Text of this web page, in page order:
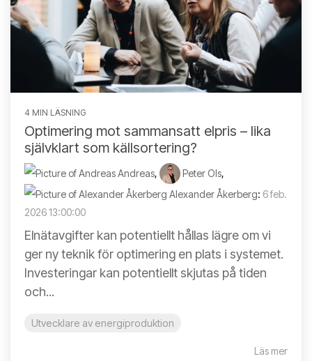
4 MIN LÄSNING
Optimering mot sammansatt elpris – lika
självklart som källsortering?
Andreas, Peter Ols,
Alexander Åkerberg: 6 feb.
2026 13:00:00
Elnätavgifter kan potentiellt hållas lägre om vi
ger ny teknik för optimering en plats i systemet.
Investeringar kan potentiellt skjutas på tiden
och...
Utvecklare av energiproduktion
Läs mer